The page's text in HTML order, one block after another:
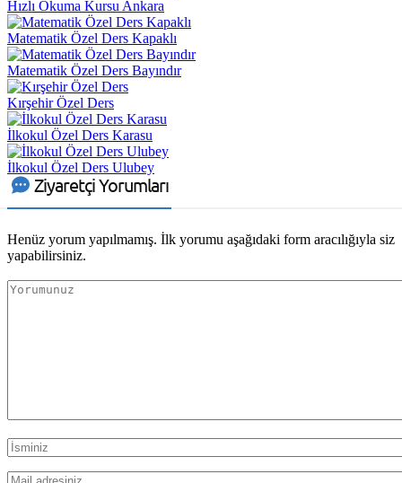
Hızlı Okuma Kursu Ankara
Matematik Özel Ders Kapaklı
Matematik Özel Ders Bayındır
Kırşehir Özel Ders
İlkokul Özel Ders Karasu
İlkokul Özel Ders Ulubey
Ziyaretçi Yorumları
Henüz yorum yapılmamış. İlk yorumu aşağıdaki form aracılığıyla siz
yapabilirsiniz.